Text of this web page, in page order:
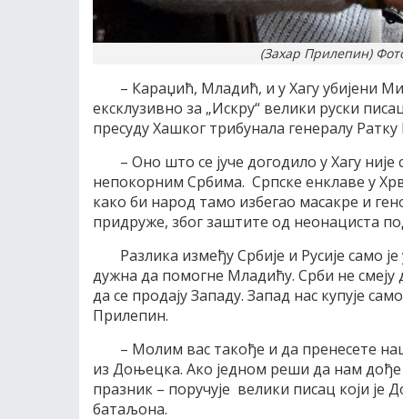
(Захар Прилепин)
– Караџић, Младић, и у Хагу убијени
ексклузивно за „Искру“ велики руски
пресуду Хашког трибунала генералу
– Оно што се јуче догодило у Хагу
непокорним Србима. Српске енклаве у
како би народ тамо избегао масакре и
придруже, због заштите од неонациста
Разлика између Србије и Русије само
дужна да помогне Младићу. Срби не
да се продају Западу. Запад нас купује
Прилепин.
– Молим вас такође и да пренесете
из Доњецка. Ако једном реши да нам
празник – поручује велики писац који
батаљона.